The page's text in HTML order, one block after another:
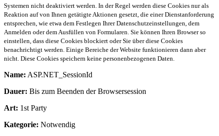
Systemen nicht deaktiviert werden. In der Regel werden diese Cookies nur als
Reaktion auf von Ihnen getätigte Aktionen gesetzt, die einer Dienstanforderung
entsprechen, wie etwa dem Festlegen Ihrer Datenschutzeinstellungen, dem
Anmelden oder dem Ausfüllen von Formularen. Sie können Ihren Browser so
einstellen, dass diese Cookies blockiert oder Sie über diese Cookies
benachrichtigt werden. Einige Bereiche der Website funktionieren dann aber
nicht. Diese Cookies speichern keine personenbezogenen Daten.
Name: ASP.NET_SessionId
Dauer: Bis zum Beenden der Browsersession
Art: 1st Party
Kategorie: Notwendig